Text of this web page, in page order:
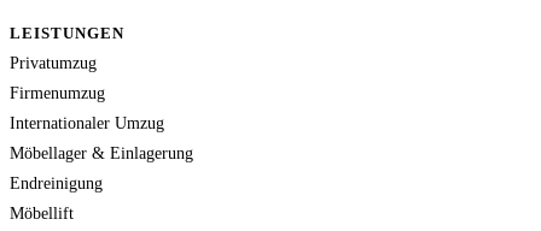
LEISTUNGEN
Privatumzug
Firmenumzug
Internationaler Umzug
Möbellager & Einlagerung
Endreinigung
Möbellift